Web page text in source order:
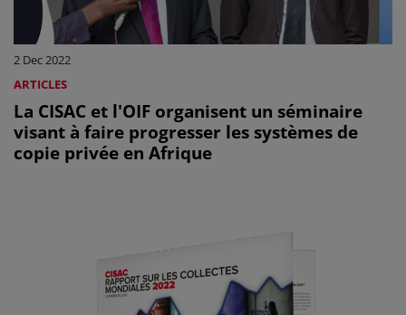
2 Dec 2022
ARTICLES
La CISAC et l'OIF organisent un séminaire
visant à faire progresser les systèmes de
copie privée en Afrique